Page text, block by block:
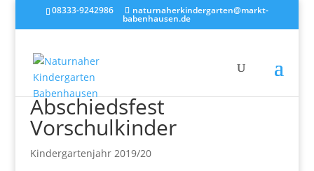
08333-9242986 naturnaherkindergarten@markt-
babenhausen.de
Abschiedsfest
Vorschulkinder
Kindergartenjahr 2019/20